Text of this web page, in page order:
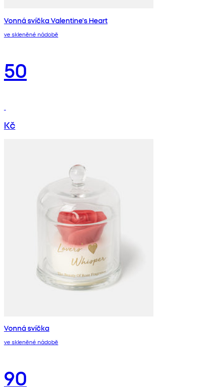
Vonná svíčka Valentine's Heart
ve skleněné nádobě
50
Kč
Vonná svíčka
ve skleněné nádobě
90